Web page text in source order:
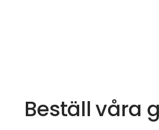
Beställ våra